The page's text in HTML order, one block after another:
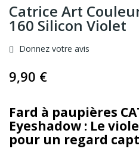
Catrice Art
160 Silicon Violet
Donnez votre avis
9,90 €
Fard à paupières
Eyeshadow : Le
pour un regard